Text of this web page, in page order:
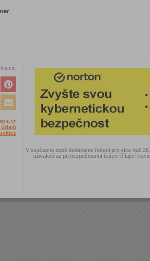
s.r.o.
údajů
V současné době dodáváme řešení pro více než
uživatelů až po bezpečnostní řešení čítající